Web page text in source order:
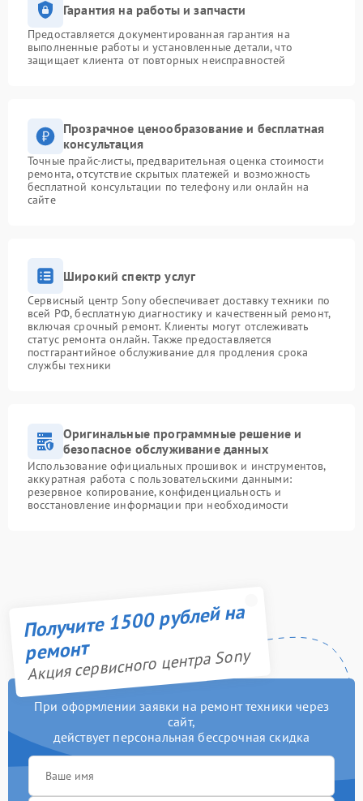
Гарантия на работы и запчасти
Предоставляется документированная гарантия на
выполненные работы и установленные детали, что
защищает клиента от повторных неисправностей
Прозрачное ценообразование и бесплатная
консультация
Точные прайс-листы, предварительная оценка стоимости
ремонта, отсутствие скрытых платежей и возможность
бесплатной консультации по телефону или онлайн на
сайте
Широкий спектр услуг
Сервисный центр Sony обеспечивает доставку техники по
всей РФ, бесплатную диагностику и качественный ремонт,
включая срочный ремонт. Клиенты могут отслеживать
статус ремонта онлайн. Также предоставляется
постгарантийное обслуживание для продления срока
службы техники
Оригинальные программные решение и
безопасное обслуживание данных
Использование официальных прошивок и инструментов,
аккуратная работа с пользовательскими данными:
резервное копирование, конфиденциальность и
восстановление информации при необходимости
Получите 1500 рублей на
ремонт
Акция сервисного центра Sony
При оформлении заявки на ремонт техники через
сайт,
действует персональная бессрочная скидка